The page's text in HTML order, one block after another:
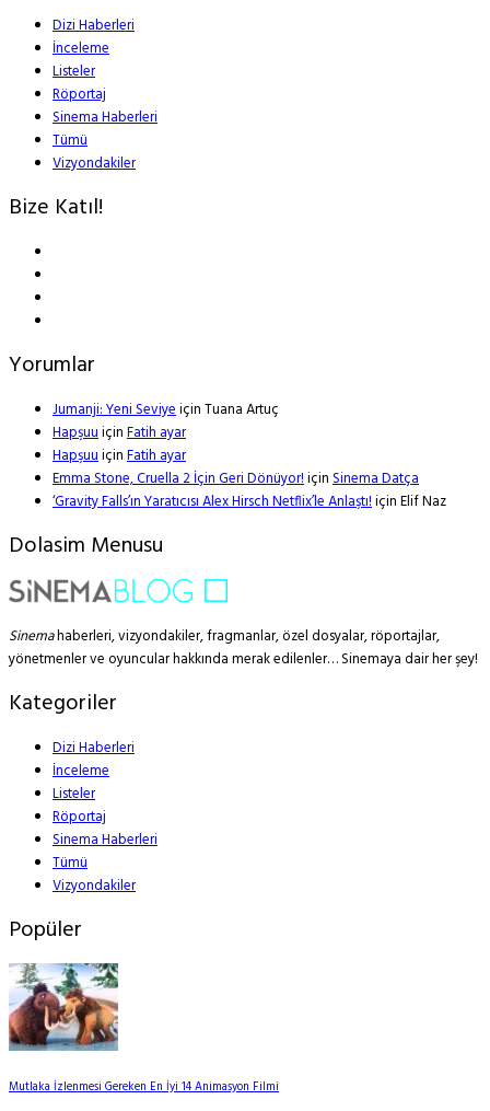
Dizi Haberleri
İnceleme
Listeler
Röportaj
Sinema Haberleri
Tümü
Vizyondakiler
Bize Katıl!
Yorumlar
Jumanji: Yeni SeviyeiçinTuana Artuç
HapşuuiçinFatih ayar
HapşuuiçinFatih ayar
Emma Stone, Cruella 2 İçin Geri Dönüyor!içinSinema Datça
‘Gravity Falls’ın Yaratıcısı Alex Hirsch Netflix’le Anlaştı!içinElif Naz
Dolasim Menusu
Sinemahaberleri, vizyondakiler, fragmanlar, özel dosyalar, röportajlar,
yönetmenler ve oyuncular hakkında merak edilenler… Sinemaya dair her şey!
Kategoriler
Dizi Haberleri
İnceleme
Listeler
Röportaj
Sinema Haberleri
Tümü
Vizyondakiler
Popüler
Mutlaka İzlenmesi Gereken En İyi 14 Animasyon Filmi